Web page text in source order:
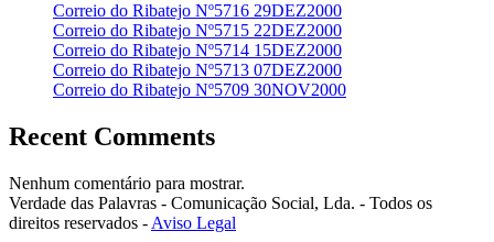
Correio do Ribatejo Nº5716 29DEZ2000
Correio do Ribatejo Nº5715 22DEZ2000
Correio do Ribatejo Nº5714 15DEZ2000
Correio do Ribatejo Nº5713 07DEZ2000
Correio do Ribatejo Nº5709 30NOV2000
Recent Comments
Nenhum comentário para mostrar.
Verdade das Palavras - Comunicação Social, Lda. - Todos os
direitos reservados - Aviso Legal